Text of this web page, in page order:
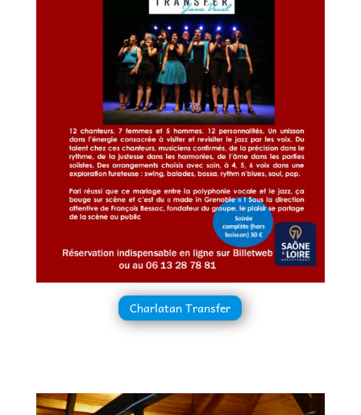
Charlatan Transfer